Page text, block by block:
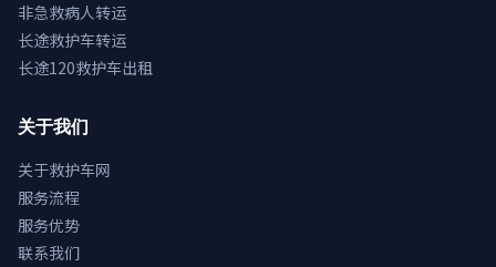
非急救病人转运
长途救护车转运
长途120救护车出租
关于我们
关于救护车网
服务流程
服务优势
联系我们